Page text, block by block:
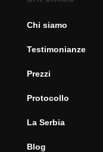
Chi siamo
Testimonianze
Prezzi
Protocollo
La Serbia
Blog